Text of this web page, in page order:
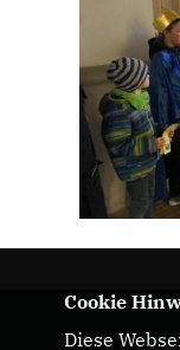
Cookie
Diese